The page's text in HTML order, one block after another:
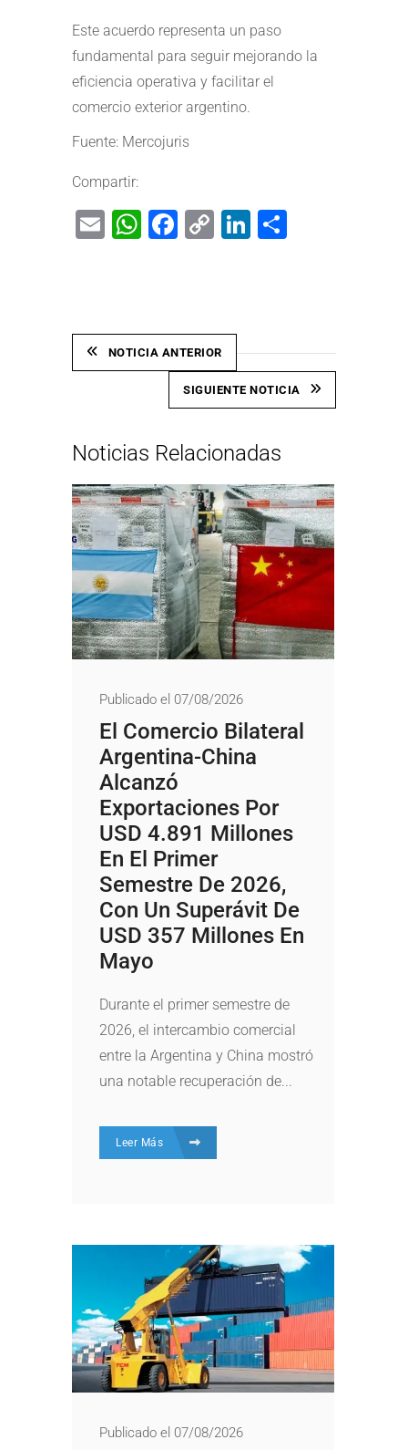
Este acuerdo representa un paso
fundamental para seguir mejorando la
eficiencia operativa y facilitar el
comercio exterior argentino.
Fuente: Mercojuris
Compartir:
EmailWhatsApp
Facebook
CopyLinkedIn
NOTICIA ANTERIOR
SIGUIENTE NOTICIA
Noticias Relacionadas
Publicado el 07/08/2026
El Comercio Bilateral
Argentina-China
Alcanzó
Exportaciones Por
USD 4.891 Millones
En El Primer
Semestre De 2026,
Con Un Superávit De
USD 357 Millones En
Mayo
Durante el primer semestre de
2026, el intercambio comercial
entre la Argentina y China mostró
una notable recuperación de...
Leer Más
Publicado el 07/08/2026